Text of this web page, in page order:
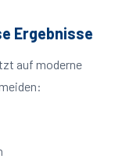
Ergebnisse
auf moderne